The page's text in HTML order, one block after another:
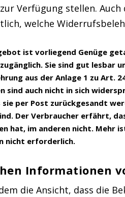
Verfügung stellen.
welche
ist vorliegend Genüge
Sie sind gut lesbar
aus der Anlage 1 zu Art.
sind auch nicht in sich
sie per Post zurückgesandt
Der Verbraucher erfährt,
hat, im anderen nicht. Mehr
nicht erforderlich.
Informationen
die Ansicht, dass die